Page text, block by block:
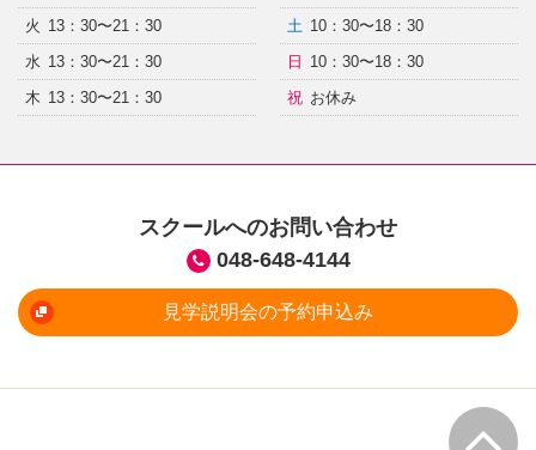
火 13：30〜21：30
水 13：30〜21：30
木 13：30〜21：30
土 10：30〜18：30
日
10：30〜18：30
祝 お休み
スクールへのお問い合わせ
048-648-4144
見学説明会の予約申込み